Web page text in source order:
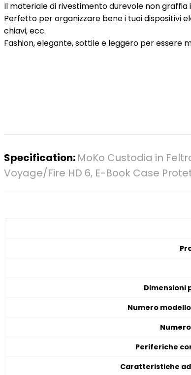
Il materiale di rivestimento durevole non graffia
Perfetto per organizzare bene i tuoi dispositivi
chiavi, ecc.
Fashion, elegante, sottile e leggero per essere
Specification: MoKo Custodia in
Voyage/Fire HD 6, E-Book Case
Dimensioni
Numero
Periferiche
Caratteristiche